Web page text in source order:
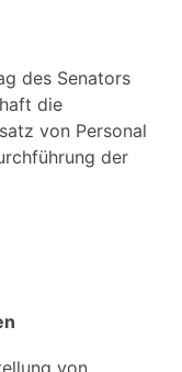
des Senators
die
von Personal
der
von